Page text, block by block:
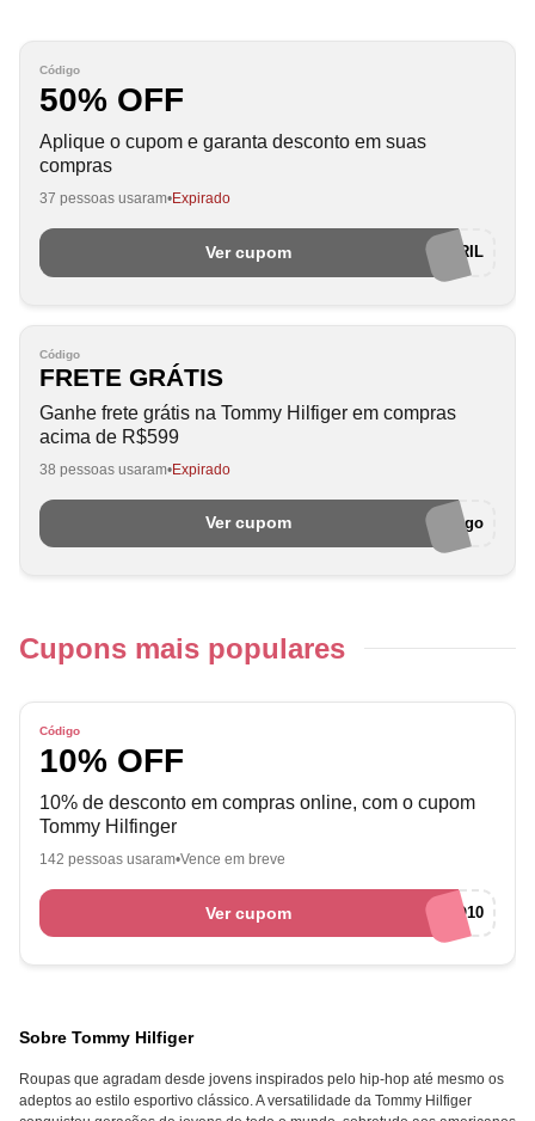
Código
50% OFF
Aplique o cupom e garanta desconto em suas
compras
37 pessoas usaram Expirado
Ver cupom THABRIL
Código
FRETE GRÁTIS
Ganhe frete grátis na Tommy Hilfiger em compras
acima de R$599
38 pessoas usaram Expirado
Ver cupom semcodigo
Cupons mais populares
Código
10% OFF
10% de desconto em compras online, com o cupom
Tommy Hilfinger
142 pessoas usaram Vence em breve
Ver cupom AFILIO10
Sobre Tommy Hilfiger
Roupas que agradam desde jovens inspirados pelo hip-hop até mesmo os
adeptos ao estilo esportivo clássico. A versatilidade da Tommy Hilfiger